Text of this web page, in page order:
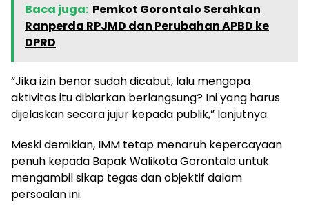
Baca juga: Pemkot Gorontalo Serahkan
Ranperda RPJMD dan Perubahan APBD ke
DPRD
“Jika izin benar sudah dicabut, lalu mengapa
aktivitas itu dibiarkan berlangsung? Ini yang harus
dijelaskan secara jujur kepada publik,” lanjutnya.
Meski demikian, IMM tetap menaruh kepercayaan
penuh kepada Bapak Walikota Gorontalo untuk
mengambil sikap tegas dan objektif dalam
persoalan ini.